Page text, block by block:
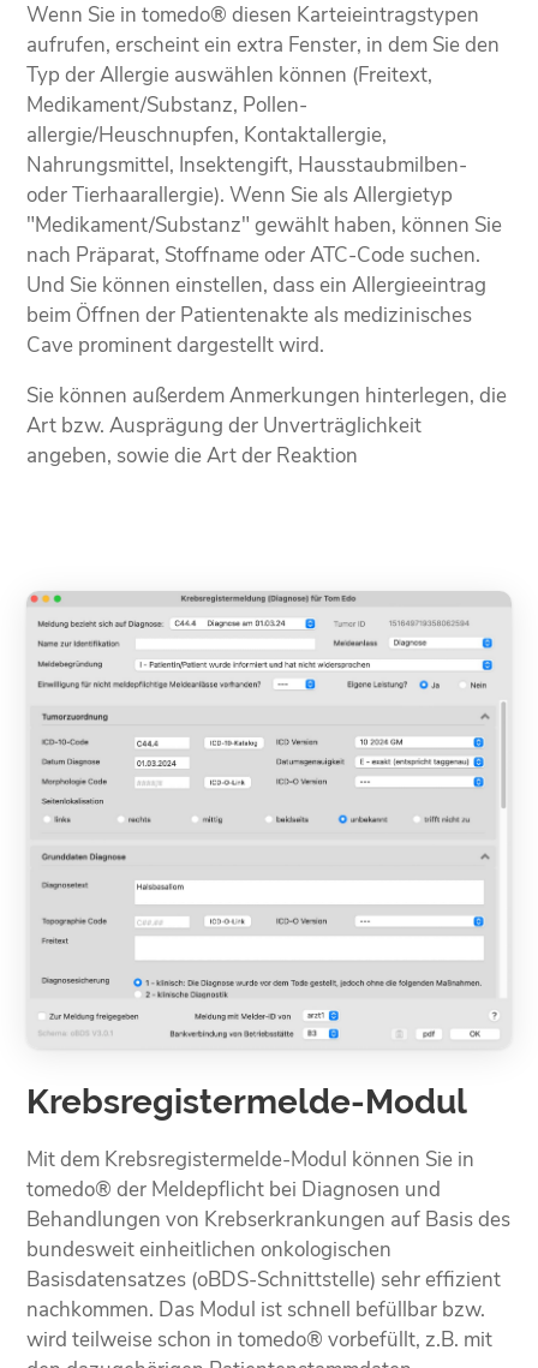
Wenn Sie in tomedo® diesen Karteieintragstypen
aufrufen, erscheint ein extra Fenster, in dem Sie den
Typ der Allergie auswählen können (Freitext,
Medikament/Substanz, Pollen­
allergie/Heuschnupfen, Kontaktallergie,
Nahrungsmittel, Insekten­gift, Hausstaubmilben-
oder Tierhaarallergie). Wenn Sie als Allergietyp
"Medikament/Substanz" gewählt haben, können Sie
nach Präparat, Stoffname oder ATC-Code suchen.
Und Sie können einstellen, dass ein Allergieeintrag
beim Öffnen der Patientenakte als medizinisches
Cave prominent dargestellt wird.
Sie können außerdem Anmerkungen hinterlegen, die
Art bzw. Ausprägung der Unverträglichkeit
angeben, sowie die Art der Reaktion
Krebsregistermelde-Modul
Mit dem Krebsregistermelde-Modul können Sie in
tomedo® der Meldepflicht bei Diagnosen und
Behandlungen von Krebserkrankungen auf Basis des
bundesweit einheitlichen onkologischen
Basisdatensatzes (oBDS-Schnittstelle) sehr effizient
nachkommen. Das Modul ist schnell befüllbar bzw.
wird teilweise schon in tomedo® vorbefüllt, z.B. mit